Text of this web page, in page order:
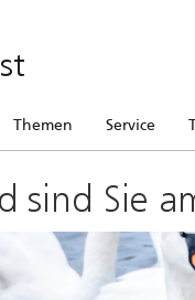
Themen Service
sind Sie